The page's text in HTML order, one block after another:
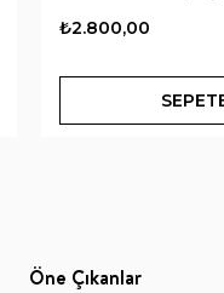
₺2.800,00
Öne Çıkanlar